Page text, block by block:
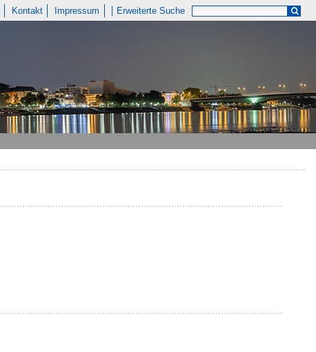
Kontakt Impressum Erweiterte Suche